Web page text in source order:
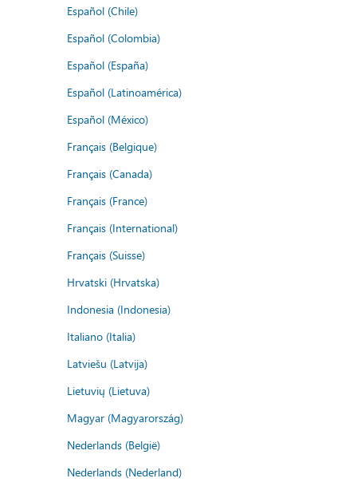
Español (Chile)
Español (Colombia)
Español (España)
Español (Latinoamérica)
Español (México)
Français (Belgique)
Français (Canada)
Français (France)
Français (International)
Français (Suisse)
Hrvatski (Hrvatska)
Indonesia (Indonesia)
Italiano (Italia)
Latviešu (Latvija)
Lietuvių (Lietuva)
Magyar (Magyarország)
Nederlands (België)
Nederlands (Nederland)